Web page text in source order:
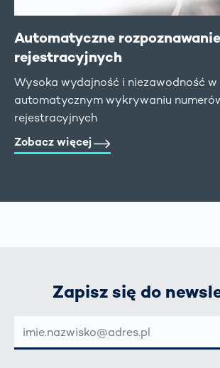
Automatyczne
rejestracyjnych
Wysoka wydajność i niezawodność w
automatycznym wykrywaniu
rejestracyjnych
Zobacz więcej
Zapisz się do
MAIL-
ADRESSE